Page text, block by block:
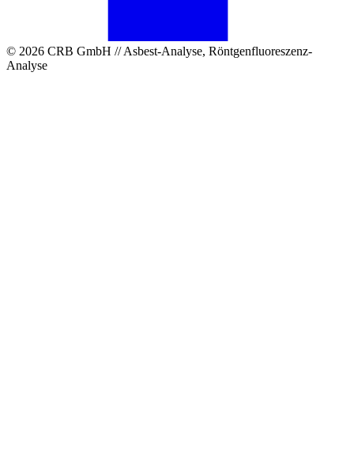
© 2026 CRB GmbH // Asbest-Analyse, Röntgenfluoreszenz-
Analyse